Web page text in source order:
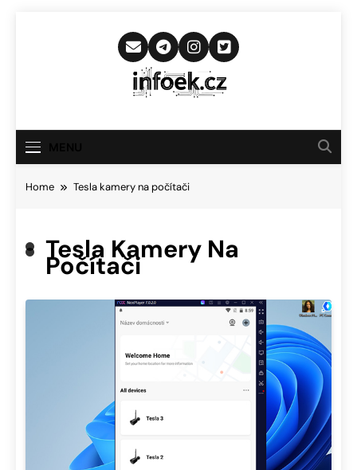
Infoek.cz
Novinkám
Home Tesla kamery na počítači
Tesla Kamery Na
Počítači